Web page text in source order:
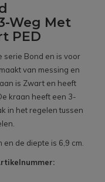
Weg Met
PED
serie Bond en is voor
van messing en
is Zwart en heeft
kraan heeft een 3-
in het regelen tussen
de diepte is 6,9 cm.